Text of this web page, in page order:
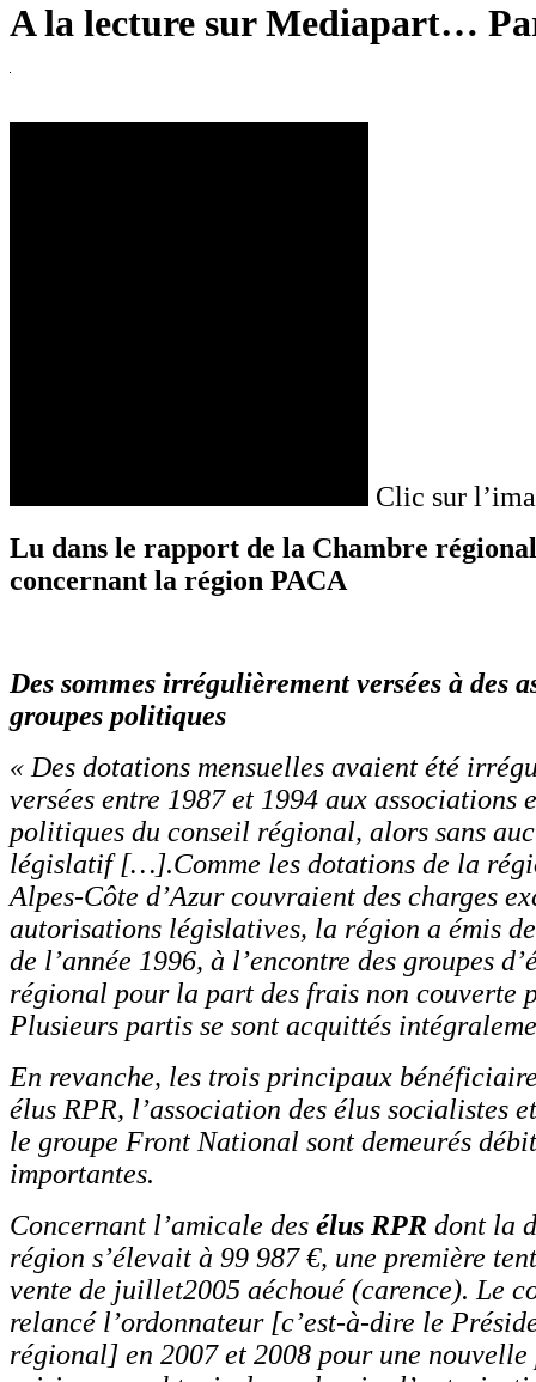
A la lecture sur Mediapart…
Clic sur
Lu dans le rapport de la Chambre
concernant la région PACA
Des sommes irrégulièrement versées à des
groupes politiques
« Des dotations mensuelles avaient été
versées entre 1987 et 1994 aux associations
politiques du conseil régional, alors sans
législatif […].Comme les dotations de la
Alpes-Côte d’Azur couvraient des charges
autorisations législatives, la région a émis
de l’année 1996, à l’encontre des groupes
régional pour la part des frais non couverte
Plusieurs partis se sont acquittés
En revanche, les trois principaux
élus RPR, l’association des élus socialistes
le groupe Front National sont demeurés
importantes.
Concernant l’amicale des élus RPR dont la
région s’élevait à 99 987 €, une première
vente de juillet2005 aéchoué (carence). Le
relancé l’ordonnateur [c’est-à-dire le
régional] en 2007 et 2008 pour une nouvelle